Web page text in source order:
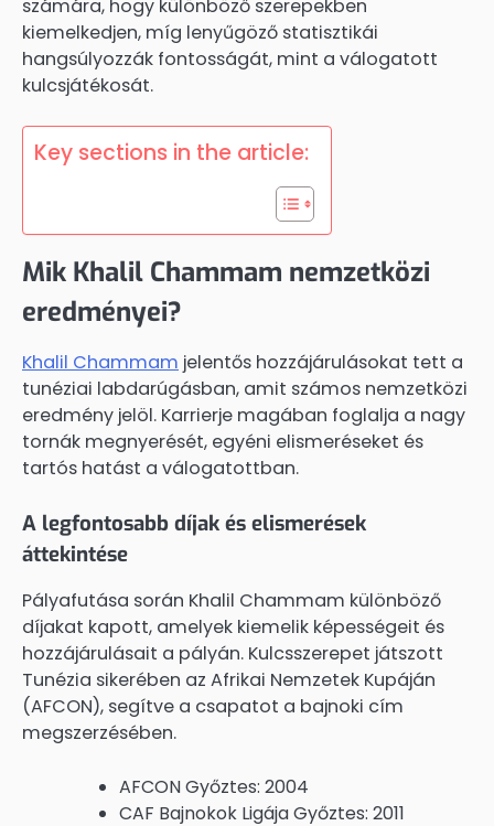
számára, hogy különböző szerepekben
kiemelkedjen, míg lenyűgöző statisztikái
hangsúlyozzák fontosságát, mint a válogatott
kulcsjátékosát.
Key sections in the article:
Mik Khalil Chammam nemzetközi
eredményei?
Khalil Chammam jelentős hozzájárulásokat tett a
tunéziai labdarúgásban, amit számos nemzetközi
eredmény jelöl. Karrierje magában foglalja a nagy
tornák megnyerését, egyéni elismeréseket és
tartós hatást a válogatottban.
A legfontosabb díjak és elismerések
áttekintése
Pályafutása során Khalil Chammam különböző
díjakat kapott, amelyek kiemelik képességeit és
hozzájárulásait a pályán. Kulcsszerepet játszott
Tunézia sikerében az Afrikai Nemzetek Kupáján
(AFCON), segítve a csapatot a bajnoki cím
megszerzésében.
AFCON Győztes: 2004
CAF Bajnokok Ligája Győztes: 2011